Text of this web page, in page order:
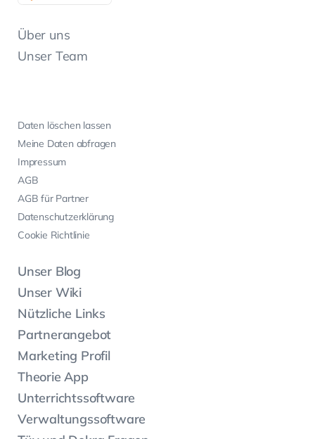
Über uns
Unser Team
Daten löschen lassen
Meine Daten abfragen
Impressum
AGB
AGB für Partner
Datenschutzerklärung
Cookie Richtlinie
Unser Blog
Unser Wiki
Nützliche Links
Partnerangebot
Marketing Profil
Theorie App
Unterrichtssoftware
Verwaltungssoftware